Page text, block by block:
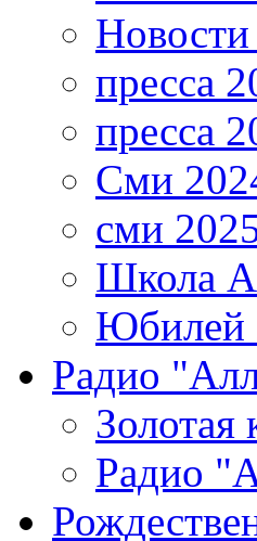
пресса
пресса
Сми
сми
Школа
Юбилей
Радио
Золотая
Радио